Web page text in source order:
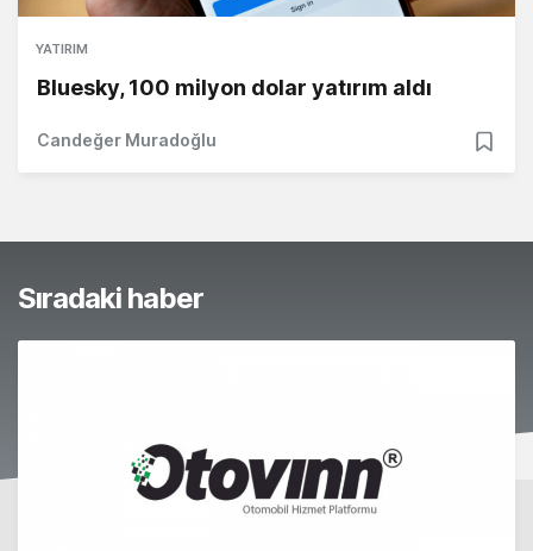
YATIRIM
Bluesky, 100 milyon dolar yatırım aldı
Candeğer Muradoğlu
Sıradaki haber